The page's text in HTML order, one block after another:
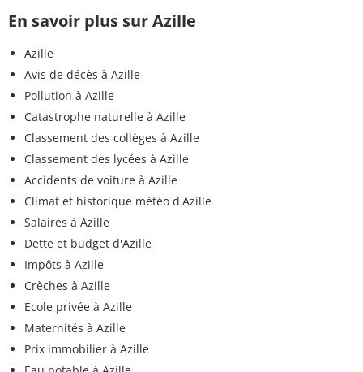
En savoir plus sur Azille
Azille
Avis de décès à Azille
Pollution à Azille
Catastrophe naturelle à Azille
Classement des collèges à Azille
Classement des lycées à Azille
Accidents de voiture à Azille
Climat et historique météo d'Azille
Salaires à Azille
Dette et budget d'Azille
Impôts à Azille
Crèches à Azille
Ecole privée à Azille
Maternités à Azille
Prix immobilier à Azille